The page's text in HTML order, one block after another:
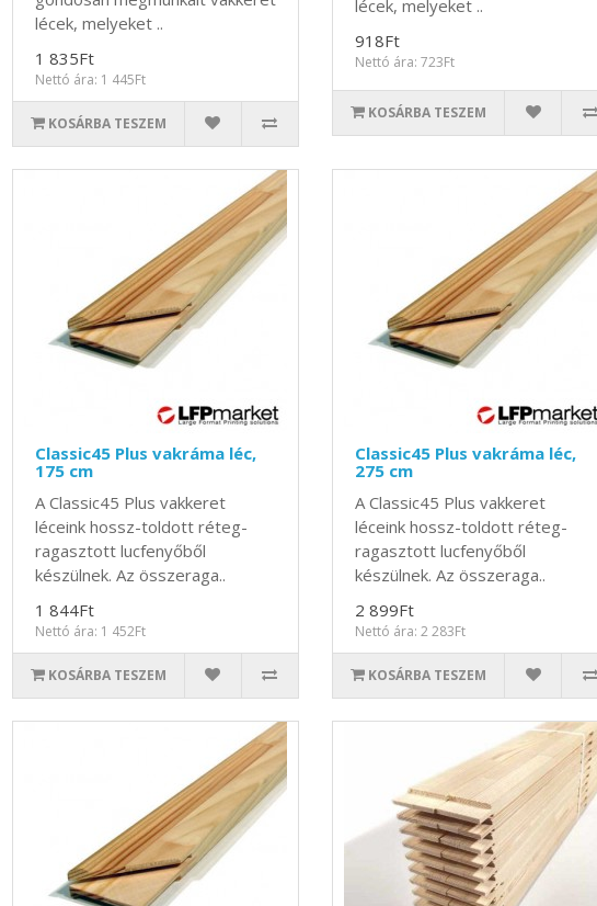
lécek, melyeket ..
1 835Ft
Nettó ára: 1 445Ft
KOSÁRBA TESZEM
lécek, melyeket ..
918Ft
Nettó ára: 723Ft
KOSÁRBA TESZEM
Classic45 Plus vakráma léc,
175 cm
A Classic45 Plus vakkeret
léceink hossz-toldott réteg-
ragasztott lucfenyőből
készülnek. Az összeraga..
1 844Ft
Nettó ára: 1 452Ft
KOSÁRBA TESZEM
Classic45 Plus vakráma léc,
275 cm
A Classic45 Plus vakkeret
léceink hossz-toldott réteg-
ragasztott lucfenyőből
készülnek. Az összeraga..
2 899Ft
Nettó ára: 2 283Ft
KOSÁRBA TESZEM